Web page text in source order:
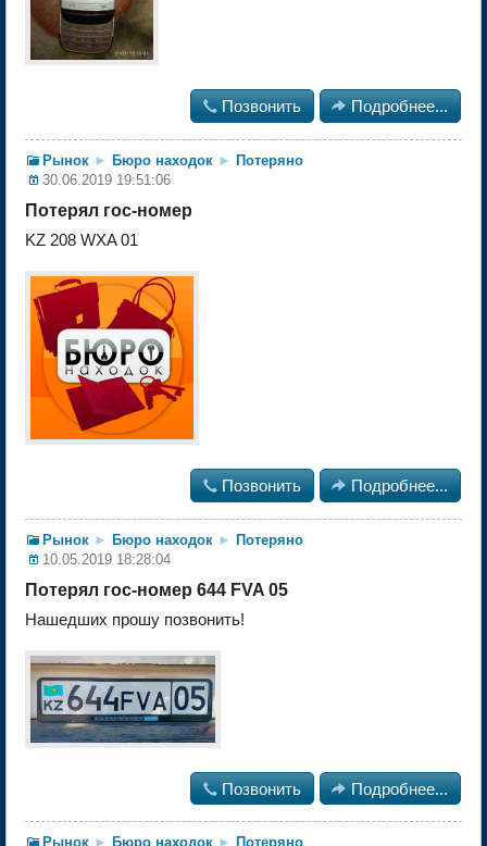
 Позвонить  Подробнее...
Рынок ► Бюро находок ► Потеряно
30.06.2019 19:51:06
Потерял гос-номер
KZ 208 WXA 01
 Позвонить  Подробнее...
Рынок ► Бюро находок ► Потеряно
10.05.2019 18:28:04
Потерял гос-номер 644 FVA 05
Нашедших прошу позвонить!
 Позвонить  Подробнее...
Рынок ► Бюро находок ► Потеряно